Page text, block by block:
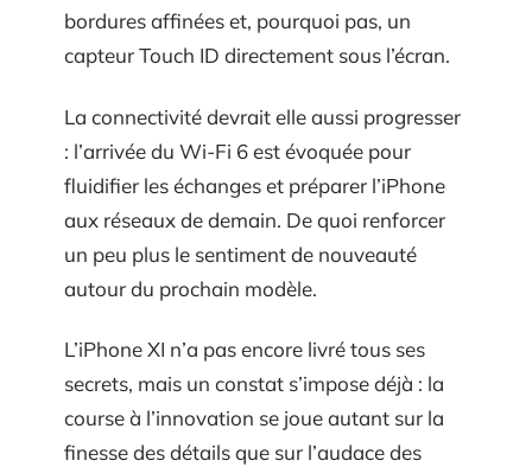
bordures affinées et, pourquoi pas, un
capteur Touch ID directement sous l’écran.
La connectivité devrait elle aussi progresser
: l’arrivée du Wi-Fi 6 est évoquée pour
fluidifier les échanges et préparer l’iPhone
aux réseaux de demain. De quoi renforcer
un peu plus le sentiment de nouveauté
autour du prochain modèle.
L’iPhone XI n’a pas encore livré tous ses
secrets, mais un constat s’impose déjà : la
course à l’innovation se joue autant sur la
finesse des détails que sur l’audace des